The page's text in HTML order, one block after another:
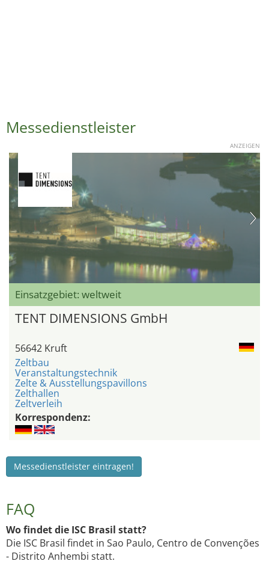
Messedienstleister
ANZEIGEN
Einsatzgebiet: weltweit
TENT DIMENSIONS GmbH
56642 Kruft
Zeltbau
Veranstaltungstechnik
Zelte & Ausstellungspavillons
Zelthallen
Zeltverleih
Korrespondenz:
Messedienstleister eintragen!
FAQ
Wo findet die ISC Brasil statt?
Die ISC Brasil findet in Sao Paulo, Centro de Convenções
- Distrito Anhembi statt.